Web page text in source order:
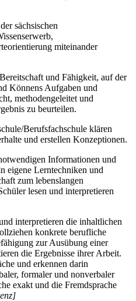
sächsischen
miteinander
und Fähigkeit, auf der
Könnens Aufgaben und
methodengeleitet und
zu beurteilen.
Berufsfachschule klären
und erstellen Konzeptionen.
Informationen und
eigene Lerntechniken und
zum lebenslangen
lesen und interpretieren
interpretieren die inhaltlichen
konkrete berufliche
zur Ausübung einer
die Ergebnisse ihrer Arbeit.
und erkennen darin
formaler und nonverbaler
exakt und die Fremdsprache